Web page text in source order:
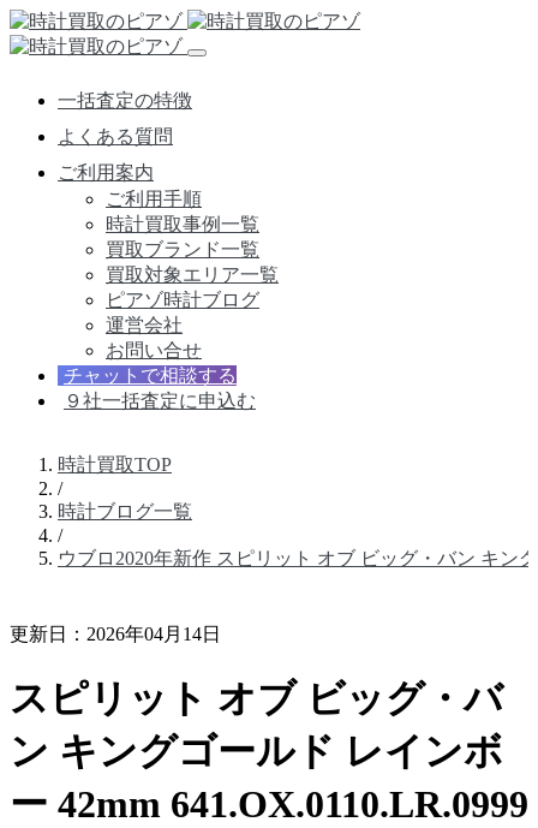
一括査定の特徴
よくある質問
ご利用案内
ご利用手順
時計買取事例一覧
買取ブランド一覧
買取対象エリア一覧
ピアゾ時計ブログ
運営会社
お問い合せ
チャットで相談する
９社一括査定に申込む
時計買取TOP
/
時計ブログ一覧
/
ウブロ2020年新作 スピリット オブ ビッグ・バン キン
更新日：2026年04月14日
スピリット オブ ビッグ・バ
ン キングゴールド レインボ
ー 42mm 641.OX.0110.LR.0999